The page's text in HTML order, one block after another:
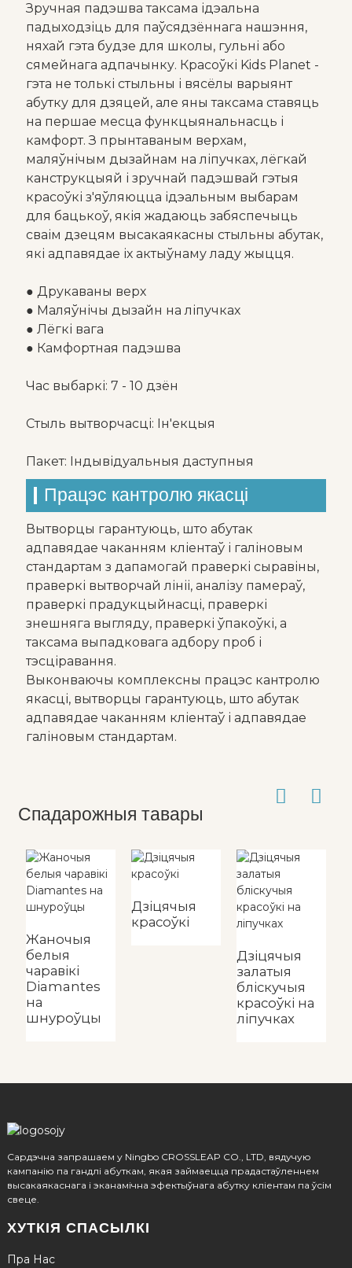
Зручная падэшва таксама ідэальна
падыходзіць для паўсядзённага нашэння,
няхай гэта будзе для школы, гульні або
сямейнага адпачынку. Красоўкі Kids Planet -
гэта не толькі стыльны і вясёлы варыянт
абутку для дзяцей, але яны таксама ставяць
на першае месца функцыянальнасць і
камфорт. З прынтаваным верхам,
маляўнічым дызайнам на ліпучках, лёгкай
канструкцыяй і зручнай падэшвай гэтыя
красоўкі з'яўляюцца ідэальным выбарам
для бацькоў, якія жадаюць забяспечыць
сваім дзецям высакаякасны стыльны абутак,
які адпавядае іх актыўнаму ладу жыцця.
● Друкаваны верх
● Маляўнічы дызайн на ліпучках
● Лёгкі вага
● Камфортная падэшва
Час выбаркі: 7 - 10 дзён
Стыль вытворчасці: Ін'екцыя
Пакет: Індывідуальныя даступныя
Працэс кантролю якасці
Вытворцы гарантуюць, што абутак
адпавядае чаканням кліентаў і галіновым
стандартам з дапамогай праверкі сыравіны,
праверкі вытворчай лініі, аналізу памераў,
праверкі прадукцыйнасці, праверкі
знешняга выгляду, праверкі ўпакоўкі, а
таксама выпадковага адбору проб і
тэсціравання.
Выконваючы комплексны працэс кантролю
якасці, вытворцы гарантуюць, што абутак
адпавядае чаканням кліентаў і адпавядае
галіновым стандартам.
Спадарожныя тавары
Жаночыя
белыя
чаравікі
Diamantes
на
шнуроўцы
Дзіцячыя
красоўкі
Дзіцячыя
залатыя
бліскучыя
красоўкі на
ліпучках
Сардэчна запрашаем у Ningbo CROSSLEAP CO., LTD, вядучую
кампанію па гандлі абуткам, якая займаецца прадастаўленнем
высакаякаснага і эканамічна эфектыўнага абутку кліентам па ўсім
свеце.
ХУТКІЯ СПАСЫЛКІ
Пра Нас